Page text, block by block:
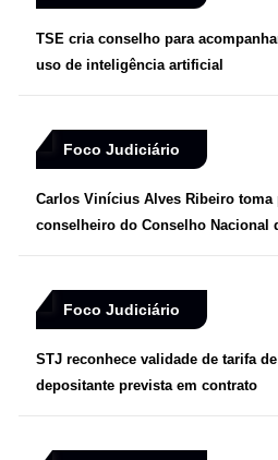
TSE cria conselho para
uso de inteligência artificial
Foco Judiciário
Carlos Vinícius Alves Ribeiro toma
conselheiro do Conselho Nacional
Foco Judiciário
STJ reconhece validade de tarifa
depositante prevista em contrato